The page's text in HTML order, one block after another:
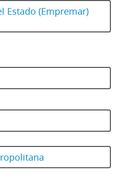
Estado (Empremar)